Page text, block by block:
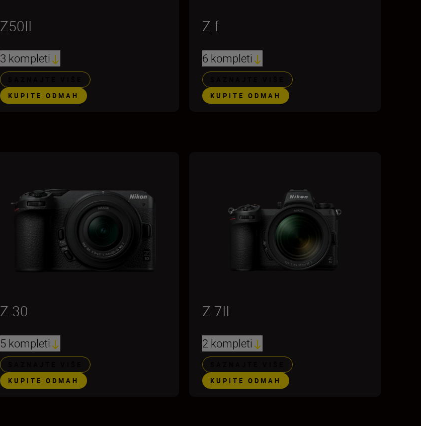
Z50II
3 kompleti
KUPITE ODMAH
Z f
6 kompleti
KUPITE ODMAH
Z 30
5 kompleti
KUPITE ODMAH
Z 7II
2 kompleti
KUPITE ODMAH